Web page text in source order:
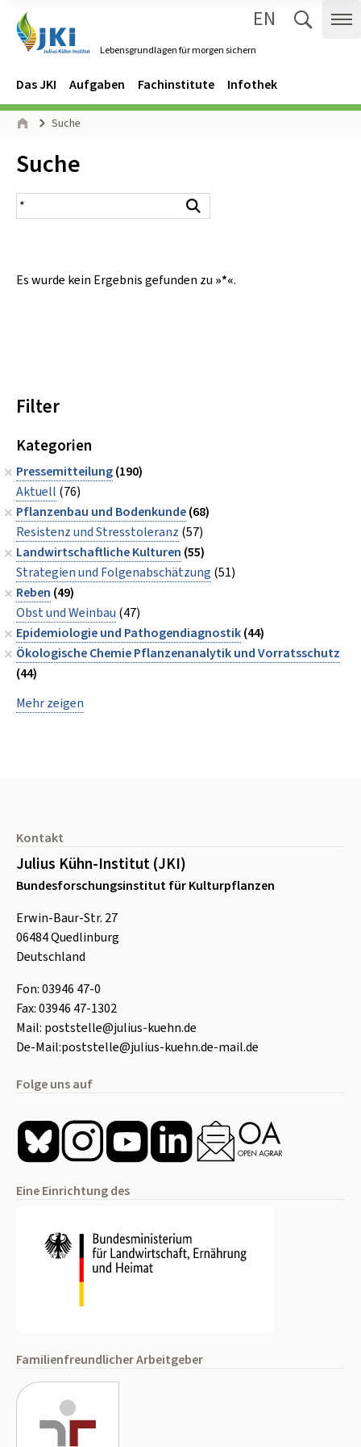
Lebensgrundlagen für morgen sichern
EN
Navigation
Hauptmenü
Das JKI Aufgaben Fachinstitute Infothek
Seitenpfad
Suche
Inhalt:
Suche
Suchergebnis
Es wurde kein Ergebnis gefunden zu »*«.
Filter
Kategorien
Pressemitteilung(190)
Aktuell (76)
Pflanzenbau und Bodenkunde(68)
Resistenz und Stresstoleranz (57)
Landwirtschaftliche Kulturen (55)
Strategien und Folgenabschätzung (51)
Reben (49)
Obst und Weinbau (47)
Epidemiologie und Pathogendiagnostik(44)
Ökologische Chemie Pflanzenanalytik und Vorratsschutz
(44)
Mehr zeigen
Kontakt
Julius Kühn-Institut (JKI)
Bundesforschungsinstitut für Kulturpflanzen
Erwin-Baur-Str. 27
06484Quedlinburg
Deutschland
Fon:03946 47-0
Fax:03946 47-1302
Mail: poststelle@julius-kuehn.de
De-Mail:poststelle@julius-kuehn.de-mail.de
Folge uns auf
Eine Einrichtung des
Familienfreundlicher Arbeitgeber